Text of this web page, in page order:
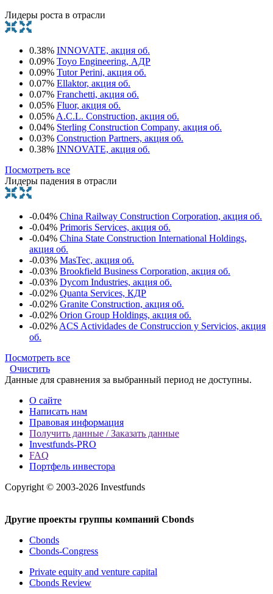
Лидеры роста в отрасли
0.38% INNOVATE, акция об.
0.09% Toyo Engineering, АДР
0.09% Tutor Perini, акция об.
0.07% Ellaktor, акция об.
0.07% Franchetti, акция об.
0.05% Fluor, акция об.
0.05% A.C.L. Construction, акция об.
0.04% Sterling Construction Company, акция об.
0.03% Construction Partners, акция об.
0.38% INNOVATE, акция об.
Посмотреть все
Лидеры падения в отрасли
-0.04% China Railway Construction Corporation, акция об.
-0.04% Primoris Services, акция об.
-0.04% China State Construction International Holdings,
акция об.
-0.03% MasTec, акция об.
-0.03% Brookfield Business Corporation, акция об.
-0.03% Dycom Industries, акция об.
-0.02% Quanta Services, КДР
-0.02% Granite Construction, акция об.
-0.02% Orion Group Holdings, акция об.
-0.02% ACS Actividades de Construccion y Servicios, акция
об.
Посмотреть все
Очистить
Данные для сравнения за выбранный период не доступны.
О сайте
Написать нам
Правовая информация
Получить данные / Заказать данные
Investfunds-PRO
FAQ
Портфель инвестора
Copyright © 2003-2026 Investfunds
Другие проекты группы компаний Cbonds
Cbonds
Cbonds-Congress
Private equity and venture capital
Cbonds Review